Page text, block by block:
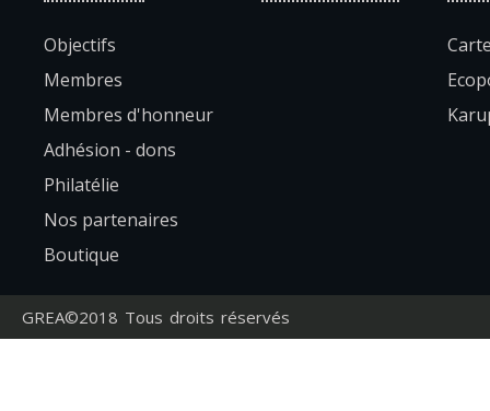
Objectifs
Membres
Membres d'honneur
Adhésion - dons
Philatélie
Nos partenaires
Boutique
GREA©2018 Tous droits réservés